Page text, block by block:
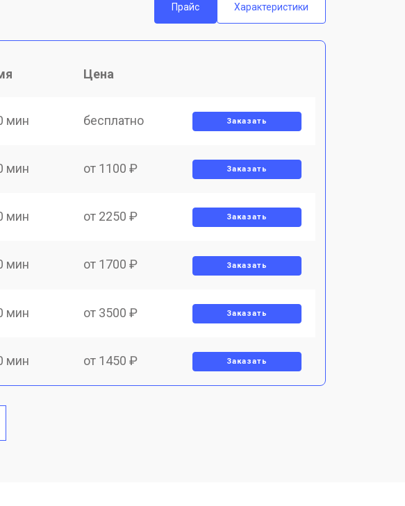
Прайс
Характеристики
Цена
мин бесплатно Заказать
мин от 1100 ₽ Заказать
мин от 2250 ₽ Заказать
мин от 1700 ₽ Заказать
мин от 3500 ₽ Заказать
мин от 1450 ₽ Заказать
мин